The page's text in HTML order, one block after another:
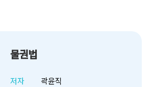
물권법
저자
곽윤직